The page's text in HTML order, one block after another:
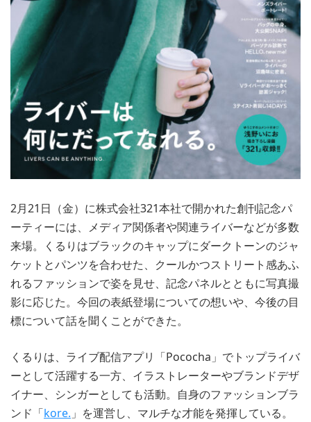
2月21日（金）に株式会社321本社で開かれた創刊記念パ
ーティーには、メディア関係者や関連ライバーなどが多数
来場。くるりはブラックのキャップにダークトーンのジャ
ケットとパンツを合わせた、クールかつストリート感あふ
れるファッションで姿を見せ、記念パネルとともに写真撮
影に応じた。今回の表紙登場についての想いや、今後の目
標について話を聞くことができた。
くるりは、ライブ配信アプリ「Pococha」でトップライバ
ーとして活躍する一方、イラストレーターやブランドデザ
イナー、シンガーとしても活動。自身のファッションブラ
ンド「kore. 」を運営し、マルチな才能を発揮している。